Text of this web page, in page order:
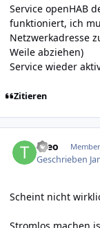
Service openHAB
funktioniert, ich
Netzwerkadresse
Weile abziehen)
Service wieder
Zitieren
theo
Geschrieben
Scheint nicht
Stromlos machen